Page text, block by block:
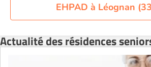
Résidence senior à la location
Résidence senior à la
Résidence senior à la location
Résidence senior à la location
EHPAD à Léognan
Actualité des résidences